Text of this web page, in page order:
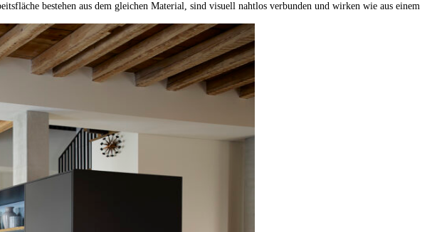
bestehen aus dem gleichen Material, sind visuell nahtlos verbunden und wirken wie aus einem